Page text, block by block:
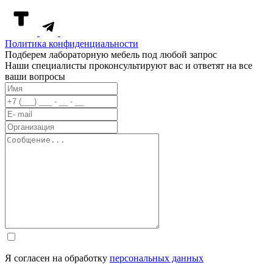
Политика конфиденциальности
Подберем лабораторную мебель под любой запрос
Наши специалисты проконсультируют вас и ответят на все
ваши вопросы
Я согласен на обработку персональных данных